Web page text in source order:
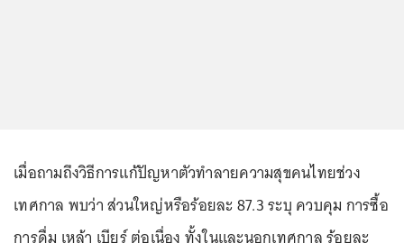
เมื่อถามถึงวิธีการแก้ปัญหาตัวทำลายความสุขคนไทยช่วง
เทศกาล พบว่า ส่วนใหญ่หรือร้อยละ 87.3 ระบุ ควบคุม การซื้อ
การดื่ม เหล้า เบียร์ ต่อเนื่อง ทั้งในและนอกเทศกาล ร้อยละ